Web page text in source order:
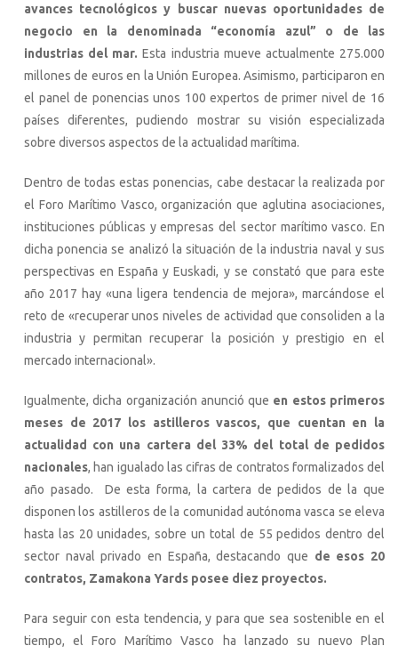
avances tecnológicos y buscar nuevas oportunidades de
negocio en la denominada “economía azul” o de las
industrias del mar. Esta industria mueve actualmente 275.000
millones de euros en la Unión Europea. Asimismo, participaron en
el panel de ponencias unos 100 expertos de primer nivel de 16
países diferentes, pudiendo mostrar su visión especializada
sobre diversos aspectos de la actualidad marítima.
Dentro de todas estas ponencias, cabe destacar la realizada por
el Foro Marítimo Vasco, organización que aglutina asociaciones,
instituciones públicas y empresas del sector marítimo vasco. En
dicha ponencia se analizó la situación de la industria naval y sus
perspectivas en España y Euskadi, y se constató que para este
año 2017 hay «una ligera tendencia de mejora», marcándose el
reto de «recuperar unos niveles de actividad que consoliden a la
industria y permitan recuperar la posición y prestigio en el
mercado internacional».
Igualmente, dicha organización anunció que en estos primeros
meses de 2017 los astilleros vascos, que cuentan en la
actualidad con una cartera del 33% del total de pedidos
nacionales, han igualado las cifras de contratos formalizados del
año pasado. De esta forma, la cartera de pedidos de la que
disponen los astilleros de la comunidad autónoma vasca se eleva
hasta las 20 unidades, sobre un total de 55 pedidos dentro del
sector naval privado en España, destacando que de esos 20
contratos, Zamakona Yards posee diez proyectos.
Para seguir con esta tendencia, y para que sea sostenible en el
tiempo, el Foro Marítimo Vasco ha lanzado su nuevo Plan